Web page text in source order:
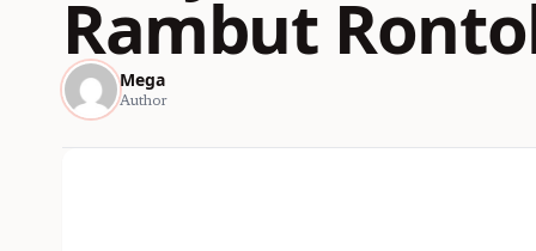
Rambut
Mega
Author